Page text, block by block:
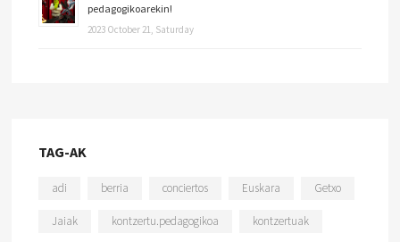
pedagogikoarekin!
2023 October 21, Saturday
TAG-AK
adi berria conciertos Euskara Getxo
Jaiak kontzertu.pedagogikoa kontzertuak